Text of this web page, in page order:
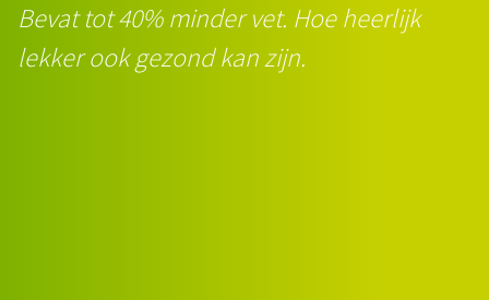
Bevat tot 40% minder vet. Hoe heerlijk
lekker ook gezond kan zijn.